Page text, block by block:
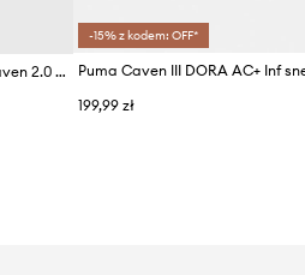
Puma sneakersy dziecięce Caven 2.0 Block Jr
-15% z kodem: OFF*
199,99 zł